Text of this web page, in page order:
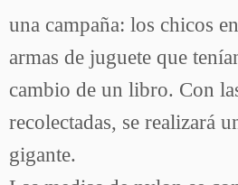
una campaña: los chicos
armas de juguete que
cambio de un libro. Con
recolectadas, se realizará
gigante.